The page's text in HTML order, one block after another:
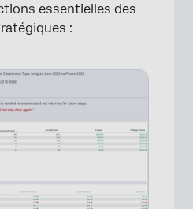
essentielles des
: